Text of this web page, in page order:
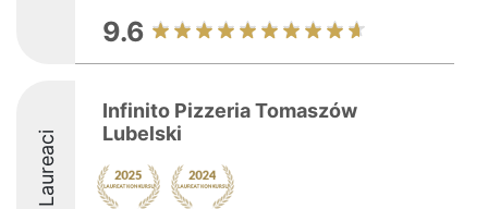
9.6
Laureaci
Infinito Pizzeria Tomaszów
Lubelski